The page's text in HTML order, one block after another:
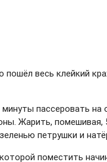
весь клейкий
пассеровать
Жарить,
петрушки и
поместить